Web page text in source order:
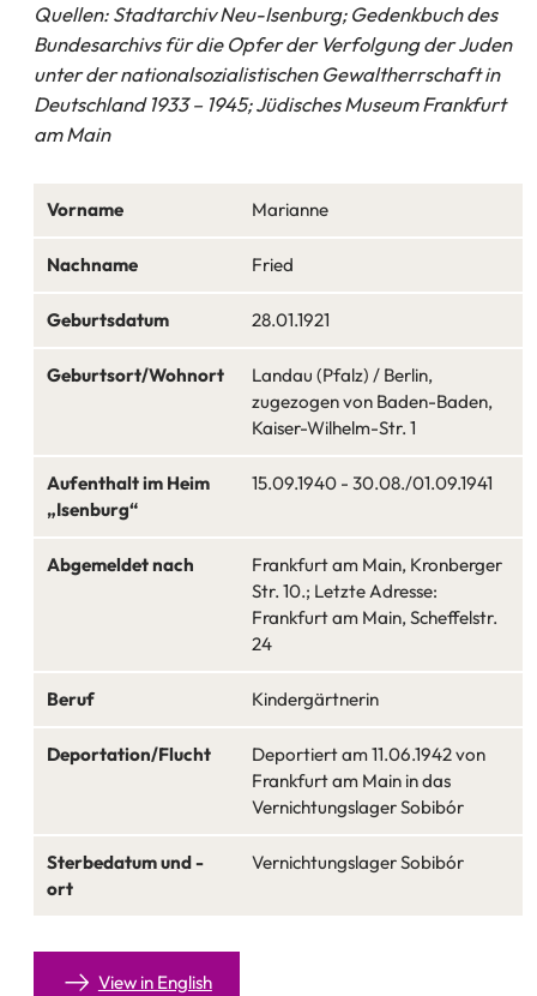
Quellen: Stadtarchiv Neu-Isenburg; Gedenkbuch des
Bundesarchivs für die Opfer der Verfolgung der Juden
unter der nationalsozialistischen Gewaltherrschaft in
Deutschland 1933 – 1945; Jüdisches Museum Frankfurt
am Main
Vorname Marianne
Nachname Fried
Geburtsdatum 28.01.1921
Geburtsort/Wohnort
Landau (Pfalz) / Berlin,
zugezogen von Baden-Baden,
Kaiser-Wilhelm-Str. 1
Aufenthalt im Heim
„Isenburg“
15.09.1940 - 30.08./01.09.1941
Abgemeldet nach
Frankfurt am Main, Kronberger
Str. 10.; Letzte Adresse:
Frankfurt am Main, Scheffelstr.
24
Beruf Kindergärtnerin
Deportation/Flucht
Deportiert am 11.06.1942 von
Frankfurt am Main in das
Vernichtungslager Sobibór
Sterbedatum und -
ort
Vernichtungslager Sobibór
View in English